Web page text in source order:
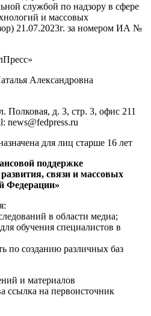
службой по надзору в сфере
и массовых
21.07.2023г. за номером ИА №
Александровна
Полковая, д. 3, стр. 3, офис 211
news@fedpress.ru
для лиц старше 16 лет
поддержке
связи и массовых
Федерации»
в области медиа;
обучения специалистов в
по созданию различных баз
и материалов
ссылка на первоисточник